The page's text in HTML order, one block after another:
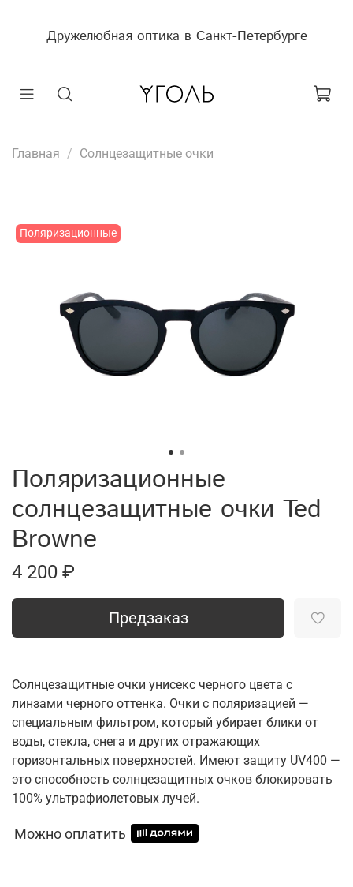
Дружелюбная оптика в Санкт-Петербурге
Главная Солнцезащитные очки
Поляризационные
Поляризационные
солнцезащитные очки Ted
Browne
4 200 ₽
Предзаказ
Солнцезащитные очки унисекс черного цвета с
линзами черного оттенка. Очки с поляризацией —
специальным фильтром, который убирает блики от
воды, стекла, снега и других отражающих
горизонтальных поверхностей. Имеют защиту UV400 —
это способность солнцезащитных очков блокировать
100% ультрафиолетовых лучей.
Можно оплатить